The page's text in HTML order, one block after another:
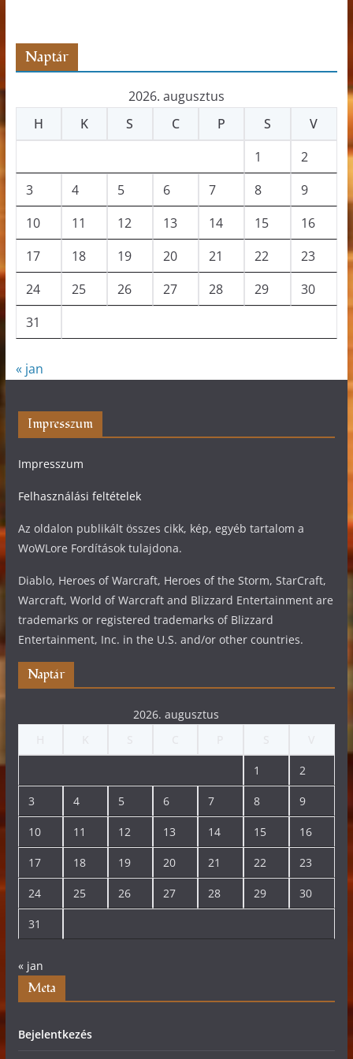
Naptár
2026. augusztus
H
K S C P S
V
1
2
3
4 5 6 7 8
9
10
11 12 13 14 15
16
17
18 19 20 21 22
23
24
25 26 27 28 29
30
31
« jan
Impresszum
Impresszum
Felhasználási feltételek
Az oldalon publikált összes cikk, kép, egyéb tartalom a
WoWLore Fordítások tulajdona.
Diablo, Heroes of Warcraft, Heroes of the Storm, StarCraft,
Warcraft, World of Warcraft and Blizzard Entertainment are
trademarks or registered trademarks of Blizzard
Entertainment, Inc. in the U.S. and/or other countries.
Naptár
2026. augusztus
1 2
3 4 5 6 7 8 9
10 11 12 13 14 15 16
17 18 19 20 21 22 23
24 25 26 27 28 29 30
31
« jan
Meta
Bejelentkezés